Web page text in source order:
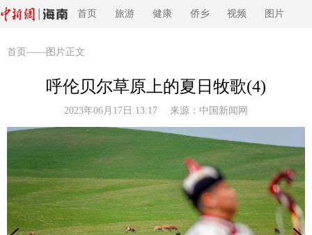
首页 旅游 健康 侨乡 视频 图片
首页 ——图片正文
呼伦贝尔草原上的夏日牧歌(4)
2023年06月17日 13:17 来源： 中国新闻网